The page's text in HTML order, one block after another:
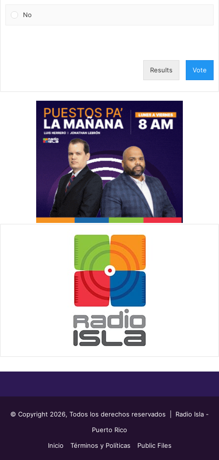
No
Results Vote
© Copyright 2026, Todos los derechos reservados | Radio Isla -
Puerto Rico
Inicio
Términos y Políticas Public Files